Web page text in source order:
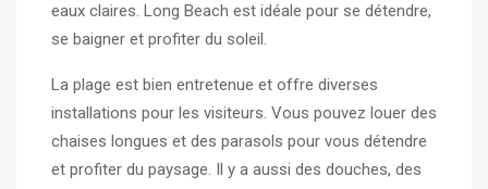
eaux claires. Long Beach est idéale pour se détendre,
se baigner et profiter du soleil.
La plage est bien entretenue et offre diverses
installations pour les visiteurs. Vous pouvez louer des
chaises longues et des parasols pour vous détendre
et profiter du paysage. Il y a aussi des douches, des